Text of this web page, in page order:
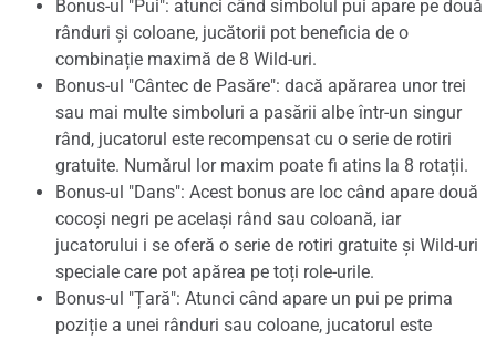
Bonus-ul "Pui": atunci când simbolul pui apare pe două
rânduri și coloane, jucătorii pot beneficia de o
combinație maximă de 8 Wild-uri.
Bonus-ul "Cântec de Pasăre": dacă apărarea unor trei
sau mai multe simboluri a pasării albe într-un singur
rând, jucatorul este recompensat cu o serie de rotiri
gratuite. Numărul lor maxim poate fi atins la 8 rotații.
Bonus-ul "Dans": Acest bonus are loc când apare două
cocoși negri pe același rând sau coloană, iar
jucatorului i se oferă o serie de rotiri gratuite și Wild-uri
speciale care pot apărea pe toți role-urile.
Bonus-ul "Țară": Atunci când apare un pui pe prima
poziție a unei rânduri sau coloane, jucatorul este